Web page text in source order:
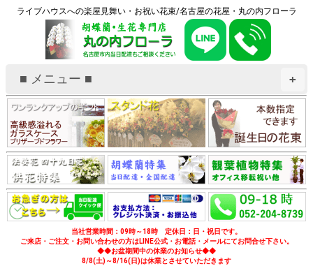
ライブハウスへの楽屋見舞い・お祝い花束/名古屋の花屋・丸の内フローラ
+
■ メニュー ■
当社営業時間：09時～18時 定休日：日・祝日です。
ご来店・ご注文・お問い合わせの方はLINE公式・お電話・メールにてお問合せ下さい。
◆◆お盆期間中の休業のお知らせ◆◆
8/8(土)～8/16(日)は休業とさせていただきます